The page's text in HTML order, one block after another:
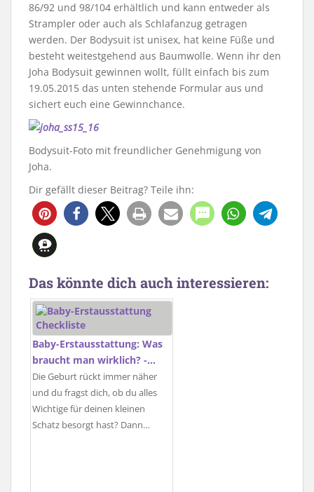
86/92 und 98/104 erhältlich und kann entweder als
Strampler oder auch als Schlafanzug getragen
werden. Der Bodysuit ist unisex, hat keine Füße und
besteht weitestgehend aus Baumwolle. Wenn ihr den
Joha Bodysuit gewinnen wollt, füllt einfach bis zum
19.05.2015 das unten stehende Formular aus und
sichert euch eine Gewinnchance.
Bodysuit-Foto mit freundlicher Genehmigung von
Joha.
Dir gefällt dieser Beitrag? Teile ihn:
Das könnte dich auch interessieren:
Baby-Erstausstattung: Was
braucht man wirklich? -…
Die Geburt rückt immer näher
und du fragst dich, ob du alles
Wichtige für deinen kleinen
Schatz besorgt hast? Dann…